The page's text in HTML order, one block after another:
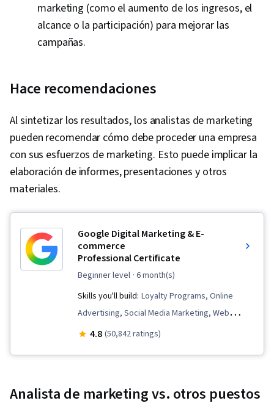
marketing (como el aumento de los ingresos, el
alcance o la participación) para mejorar las
campañas.
Hace recomendaciones
Al sintetizar los resultados, los analistas de marketing
pueden recomendar cómo debe proceder una empresa
con sus esfuerzos de marketing. Esto puede implicar la
elaboración de informes, presentaciones y otros
materiales.
Google Digital Marketing & E-
commerce
Professional Certificate
beginner level · 6 month(s)
Skills you'll build: Loyalty Programs, Online
Advertising, Social Media Marketing, Web
Presence, Order Fulfillment, Spreadsheet
Google Ads, Social Media Management,
4.8 (50,842 ratings)
Analista de marketing vs. otros puestos